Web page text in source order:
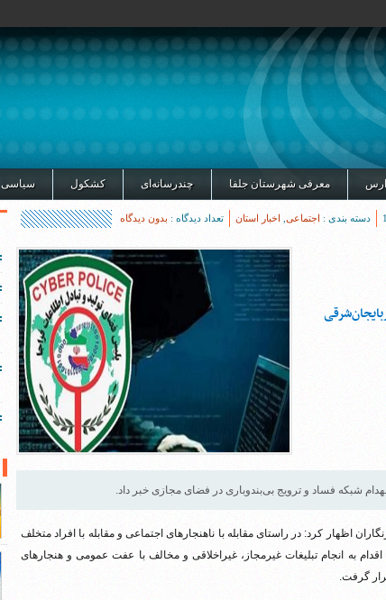
ارس معرفی شهرستان جلفا چندرسانه‌ای کشکول سیاسی
دسته بندی : اجتماعی اخبار استان تعداد دیدگاه : بدون دیدگاه
شبکه‌ فساد و ترویج بی‌بندوباری در فضای مجازی خبر داد.
اظهار کرد: در راستای مقابله با ناهنجارهای اجتماعی و مقابله با افراد متخلف
به انجام تبلیغات غیرمجاز، غیراخلاقی و مخالف با عفت عمومی و هنجارهای
گرفت.